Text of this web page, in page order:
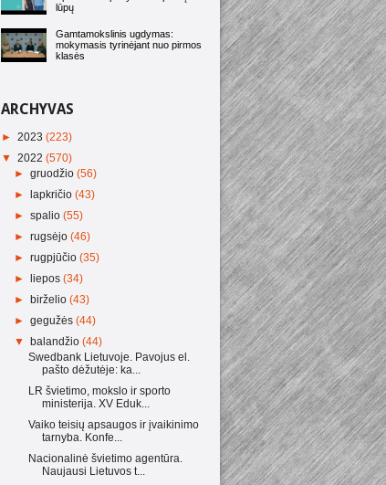
lūpų
Gamtamokslinis ugdymas:
mokymasis tyrinėjant nuo pirmos
klasės
ARCHYVAS
► 2023 (223)
▼ 2022 (570)
►gruodžio(56)
►
lapkričio(43)
►spalio(55)
►rugsėjo(46)
►rugpjūčio(35)
►
liepos(34)
► birželio(43)
►gegužės(44)
▼ balandžio(44)
Swedbank Lietuvoje. Pavojus el.
pašto dėžutėje: ka...
LR švietimo, mokslo ir sporto
ministerija. XV Eduk...
Vaiko teisių apsaugos ir įvaikinimo
tarnyba. Konfe...
Nacionalinė švietimo agentūra.
Naujausi Lietuvos t...